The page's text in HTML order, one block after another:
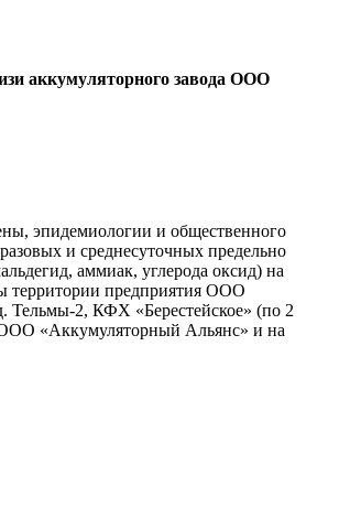
аккумуляторного завода ООО
эпидемиологии и общественного
и среднесуточных предельно
аммиак, углерода оксид) на
территории предприятия ООО
Тельмы-2, КФХ «Берестейское» (по 2
ООО «Аккумуляторный Альянс» и на